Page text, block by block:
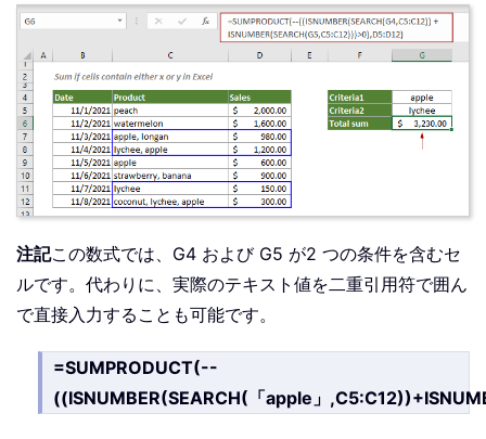
注記この数式では、G4 および G5 が2 つの条件を含むセ
ルです。代わりに、実際のテキスト値を二重引用符で囲ん
で直接入力することも可能です。
=SUMPRODUCT(--
((ISNUMBER(SEARCH(「apple」